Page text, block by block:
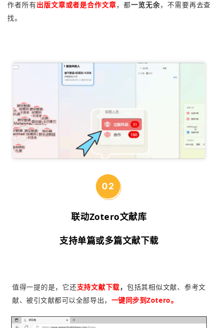
作者所有出版文章或者是合作文章，都一览无余，不需要再去查
找。
02
联动Zotero文献库
支持单篇或多篇文献下载
值得一提的是，它还支持文献下载， 包括其相似文献、参考文
献、被引文献都可以全部导出， 一键同步到Zotero。